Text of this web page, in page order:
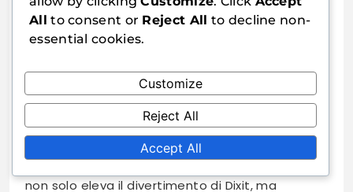
scoprono che quando il punteggio è chiaro e
visivamente attraente, possono concentrarsi di
che sulla logistica. Questo cambiamento porta
a sessioni di gioco più lunghe e momenti più
In definitiva, la combinazione di design
personalizzati e formati di punteggio efficaci
non solo eleva il divertimento di Dixit, ma
All to consent or Reject All to decline non-
essential cookies.
Customize
Reject All
Accept All